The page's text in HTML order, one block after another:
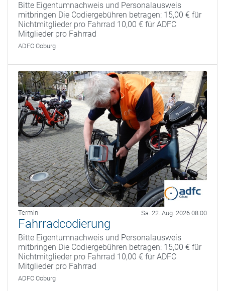
Bitte Eigentumnachweis und Personalausweis
mitbringen Die Codiergebühren betragen: 15,00 € für
Nichtmitglieder pro Fahrrad 10,00 € für ADFC
Mitglieder pro Fahrrad
ADFC Coburg
Termin Sa. 22. Aug. 2026 08:00
Fahrradcodierung
Bitte Eigentumnachweis und Personalausweis
mitbringen Die Codiergebühren betragen: 15,00 € für
Nichtmitglieder pro Fahrrad 10,00 € für ADFC
Mitglieder pro Fahrrad
ADFC Coburg